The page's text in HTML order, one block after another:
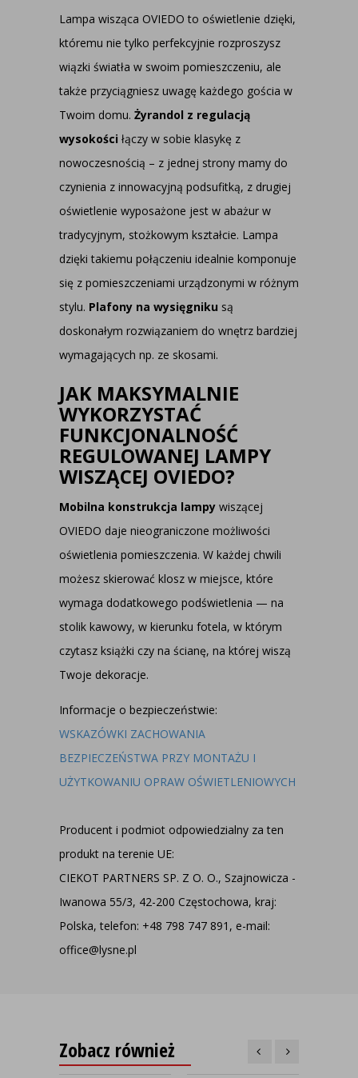
Lampa wisząca OVIEDO to oświetlenie dzięki,
któremu nie tylko perfekcyjnie rozproszysz
wiązki światła w swoim pomieszczeniu, ale
także przyciągniesz uwagę każdego gościa w
Twoim domu. Żyrandol z regulacją
wysokości łączy w sobie klasykę z
nowoczesnością – z jednej strony mamy do
czynienia z innowacyjną podsufitką, z drugiej
oświetlenie wyposażone jest w abażur w
tradycyjnym, stożkowym kształcie. Lampa
dzięki takiemu połączeniu idealnie komponuje
się z pomieszczeniami urządzonymi w różnym
stylu. Plafony na wysięgniku są
doskonałym rozwiązaniem do wnętrz bardziej
wymagających np. ze skosami.
JAK MAKSYMALNIE
WYKORZYSTAĆ
FUNKCJONALNOŚĆ
REGULOWANEJ LAMPY
WISZĄCEJ OVIEDO?
Mobilna konstrukcja lampy wiszącej
OVIEDO daje nieograniczone możliwości
oświetlenia pomieszczenia. W każdej chwili
możesz skierować klosz w miejsce, które
wymaga dodatkowego podświetlenia — na
stolik kawowy, w kierunku fotela, w którym
czytasz książki czy na ścianę, na której wiszą
Twoje dekoracje.
Informacje o bezpieczeństwie:
WSKAZÓWKI ZACHOWANIA
BEZPIECZEŃSTWA PRZY MONTAŻU I
UŻYTKOWANIU OPRAW OŚWIETLENIOWYCH
Producent i podmiot odpowiedzialny za ten
produkt na terenie UE:
CIEKOT PARTNERS SP. Z O. O., Szajnowicza -
Iwanowa 55/3, 42-200 Częstochowa, kraj:
Polska, telefon: +48 798 747 891, e-mail:
office@lysne.pl
Zobacz również